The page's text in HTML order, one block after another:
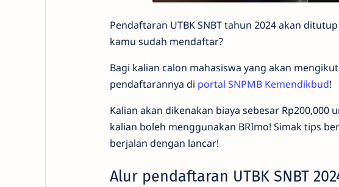
Pendaftaran UTBK SNBT tahun 2024 akan
kamu sudah mendaftar?
Bagi kalian calon mahasiswa yang akan
pendaftarannya di portal SNPMB Kemendikbud!
Kalian akan dikenakan biaya sebesar
kalian boleh menggunakan BRImo! Simak tips
berjalan dengan lancar!
Alur pendaftaran UTBK SNBT